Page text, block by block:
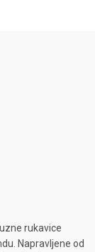
rukavice
Napravljene od